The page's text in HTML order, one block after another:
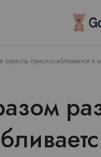
Children
Toys
отрасль приспосабливается